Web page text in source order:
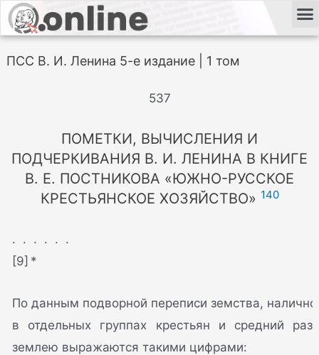
ПСС В. И. Ленина 5-е издание | 1 том
537
ПОМЕТКИ, ВЫЧИСЛЕНИЯ И
ПОДЧЕРКИВАНИЯ В. И. ЛЕНИНА В КНИГЕ
В. Е. ПОСТНИКОВА «ЮЖНО-РУССКОЕ
КРЕСТЬЯНСКОЕ ХОЗЯЙСТВО» 140
. . . . . .
[9] *
По данным подворной переписи земства,
в отдельных группах крестьян и средний
землею выражаются такими цифрами: